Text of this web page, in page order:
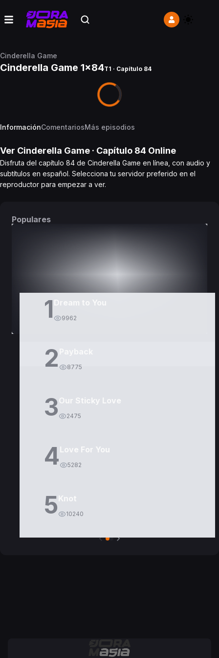
Cinderella Game
Cinderella Game 1x84T1 · Capítulo 84
InformaciónComentariosMás episodios
Ver Cinderella Game · Capítulo 84 Online
Disfruta del capítulo 84 de Cinderella Game en línea, con audio y
subtítulos en español. Selecciona tu servidor preferido en el
reproductor para empezar a ver.
Populares
1 Dream to You
9962
2 8775
3Our Sticky Love
2475
4Love For You
5282
5Knot
10240